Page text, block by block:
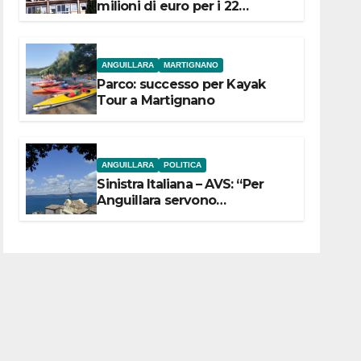
milioni di euro per i 22
ANGUILLARA MARTIGNANO
Parco: successo per Kayak
Tour a Martignano
ANGUILLARA POLITICA
Sinistra Italiana – AVS: “Per
Anguillara servono